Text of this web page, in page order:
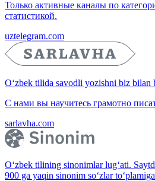
Только активные каналы по
статистикой.
uztelegram.com
O‘zbek tilida savodli yozishni biz bilan
С нами вы научитесь грамотно
sarlavha.com
O‘zbek tilining sinonimlar lug‘ati.
900 ga yaqin sinonim so‘zlar